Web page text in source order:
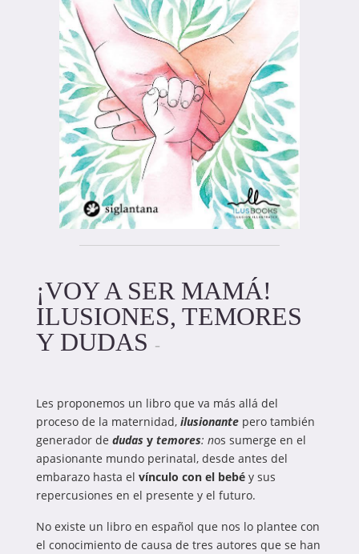
¡VOY A SER MAMÁ!
ILUSIONES, TEMORES
Y DUDAS -
Les proponemos un libro que va más allá del
proceso de la maternidad, ilusionante pero también
generador de dudas y temores: nos sumerge en el
apasionante mundo perinatal, desde antes del
embarazo hasta el vínculo con el bebé y sus
repercusiones en el presente y el futuro.
No existe un libro en español que nos lo plantee con
el conocimiento de causa de tres autores que se han